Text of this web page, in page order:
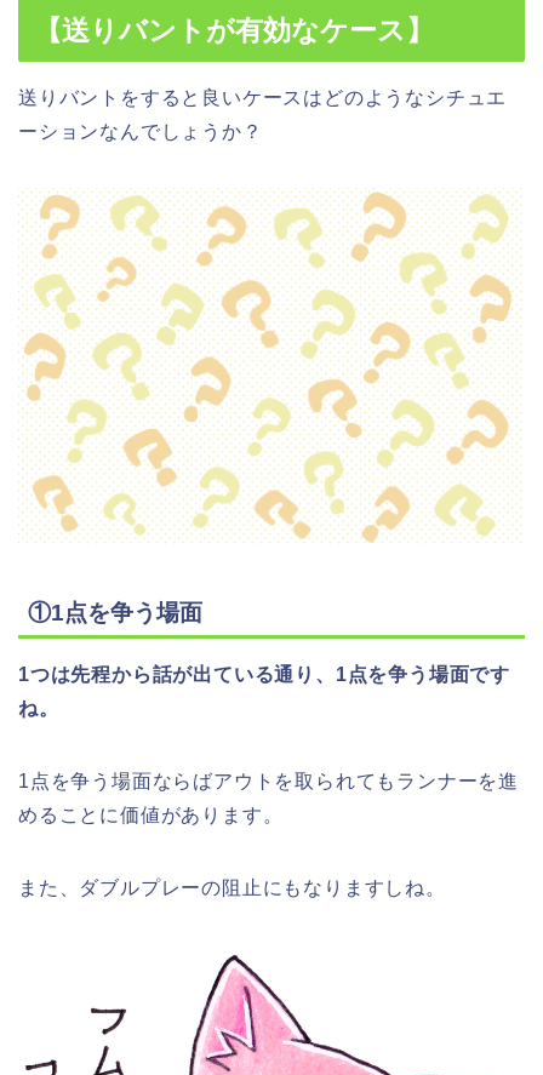
【送りバントが有効なケース】
送りバントをすると良いケースはどのようなシチュエ
ーションなんでしょうか？
①1点を争う場面
1つは先程から話が出ている通り、1点を争う場面です
ね。
1点を争う場面ならばアウトを取られてもランナーを進
めることに価値があります。
また、ダブルプレーの阻止にもなりますしね。